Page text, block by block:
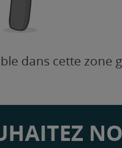
dans cette zone